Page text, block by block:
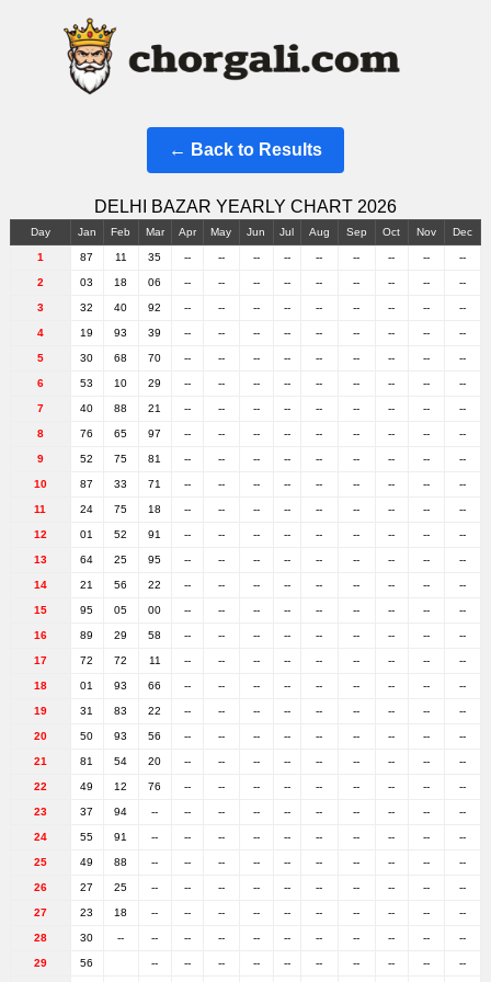
← Back to Results
DELHI BAZAR YEARLY CHART 2026
Day Jan Feb Mar Apr May Jun Jul Aug Sep Oct Nov Dec
1 87 11 35 -- -- -- -- -- -- -- -- --
2 03 18 06 -- -- -- -- -- -- -- -- --
3 32 40 92 -- -- -- -- -- -- -- -- --
4 19 93 39 -- -- -- -- -- -- -- -- --
5 30 68 70 -- -- -- -- -- -- -- -- --
6 53 10 29 -- -- -- -- -- -- -- -- --
7 40 88 21 -- -- -- -- -- -- -- -- --
8 76 65 97 -- -- -- -- -- -- -- -- --
9 52 75 81 -- -- -- -- -- -- -- -- --
10 87 33 71 -- -- -- -- -- -- -- -- --
11 24 75 18 -- -- -- -- -- -- -- -- --
12 01 52 91 -- -- -- -- -- -- -- -- --
13 64 25 95 -- -- -- -- -- -- -- -- --
14 21 56 22 -- -- -- -- -- -- -- -- --
15 95 05 00 -- -- -- -- -- -- -- -- --
16 89 29 58 -- -- -- -- -- -- -- -- --
17 72 72 11 -- -- -- -- -- -- -- -- --
18 01 93 66 -- -- -- -- -- -- -- -- --
19 31 83 22 -- -- -- -- -- -- -- -- --
20 50 93 56 -- -- -- -- -- -- -- -- --
21 81 54 20 -- -- -- -- -- -- -- -- --
22 49 12 76 -- -- -- -- -- -- -- -- --
23 37 94 -- -- -- -- -- -- -- -- -- --
24 55 91 -- -- -- -- -- -- -- -- -- --
25 49 88 -- -- -- -- -- -- -- -- -- --
26 27 25 -- -- -- -- -- -- -- -- -- --
27 23 18 -- -- -- -- -- -- -- -- -- --
28 30 -- -- -- -- -- -- -- -- -- -- --
29 56 -- -- -- -- -- -- -- -- -- --